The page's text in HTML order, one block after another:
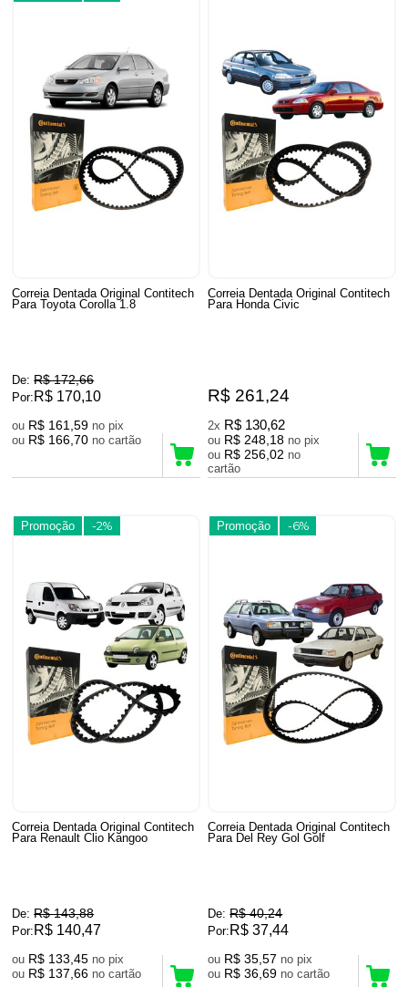
Correia Dentada Original Contitech
Para Toyota Corolla 1.8
De: R$ 172,66
Por: R$ 170,10
ou R$ 161,59
no pix
ou R$ 166,70 no cartão
Correia Dentada Original Contitech
Para Honda Civic
R$ 261,24
2x R$ 130,62
ou R$ 248,18
no pix
ou R$ 256,02 no
cartão
Promoção -2%
Correia Dentada Original Contitech
Para Renault Clio Kangoo
De: R$ 143,88
Por: R$ 140,47
ou R$ 133,45
no pix
ou R$ 137,66 no cartão
Promoção -6%
Correia Dentada Original Contitech
Para Del Rey Gol Golf
De: R$ 40,24
Por: R$ 37,44
ou R$ 35,57
no pix
ou R$ 36,69 no cartão